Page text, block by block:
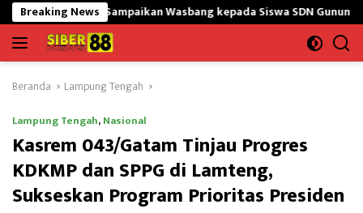
Langsung
ke
konten
Breaking NewsWasbang kepada Siswa SDN Gunung Susu
Beranda Lampung Tengah
Lampung Tengah,Nasional
Kasrem 043/Gatam Tinjau Progres
KDKMP dan SPPG di Lamteng,
Sukseskan Program Prioritas Presiden